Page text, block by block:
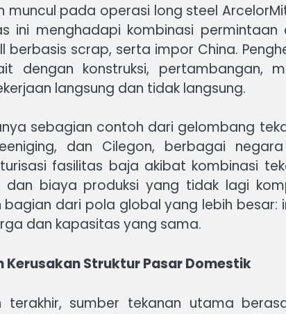
muncul pada operasi long steel
ini menghadapi kombinasi
berbasis scrap, serta impor China.
dengan konstruksi, pertambangan,
langsung dan tidak langsung.
sebagian contoh dari gelombang
dan Cilegon, berbagai
fasilitas baja akibat kombinasi
dan biaya produksi yang tidak lagi
bagian dari pola global yang lebih
dan kapasitas yang sama.
Kerusakan Struktur Pasar Domestik
sumber tekanan utama